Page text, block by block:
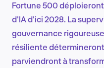
Fortune 500
d'IA d'ici 2028. La
gouvernance
résiliente
parviendront à